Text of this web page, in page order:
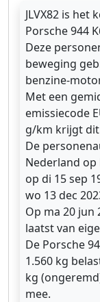
JLVX82 is het
Porsche 944
Deze
beweging
benzine-
Met een
emissiecode
g/km krijgt dit
De
Nederland op
op di 15 sep
wo 13 dec
Op ma 20 jun
laatst van
De Porsche
1.560 kg
kg
mee.